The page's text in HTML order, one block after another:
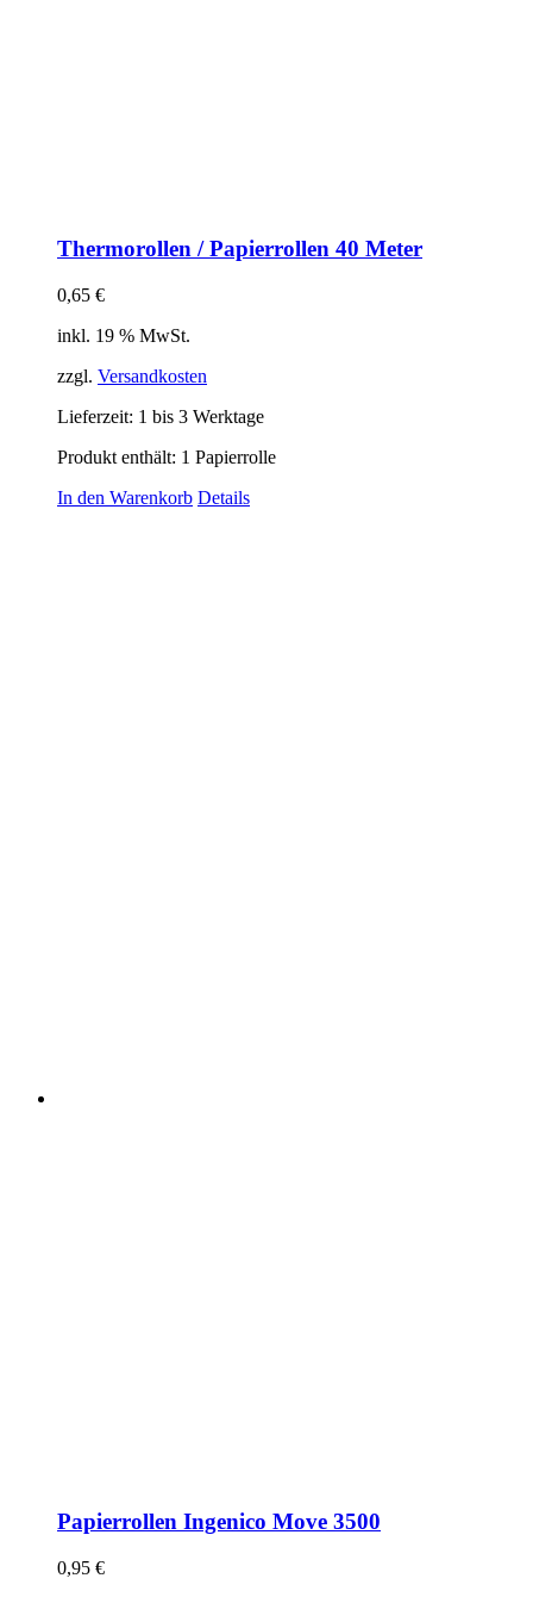
Thermorollen / Papierrollen 40 Meter
0,65 €
inkl. 19 % MwSt.
zzgl. Versandkosten
Lieferzeit: 1 bis 3 Werktage
Produkt enthält: 1 Papierrolle
In den Warenkorb Details
Papierrollen Ingenico Move 3500
0,95 €